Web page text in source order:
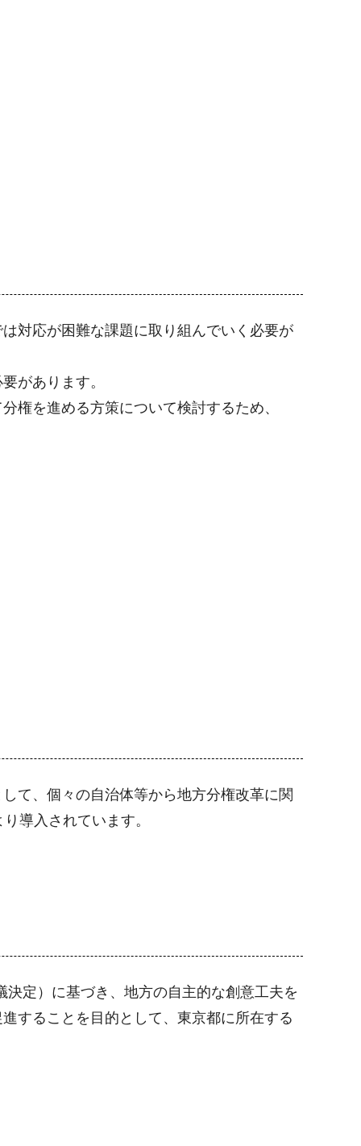
対応が困難な課題に取り組んでいく必要が
があります。
権を進める方策について検討するため、
て、個々の自治体等から地方分権改革に関
導入されています。
定）に基づき、地方の自主的な創意工夫を
することを目的として、東京都に所在する